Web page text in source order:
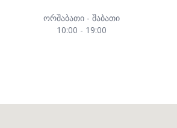
ორშაბათი - შაბათი
10:00 - 19:00